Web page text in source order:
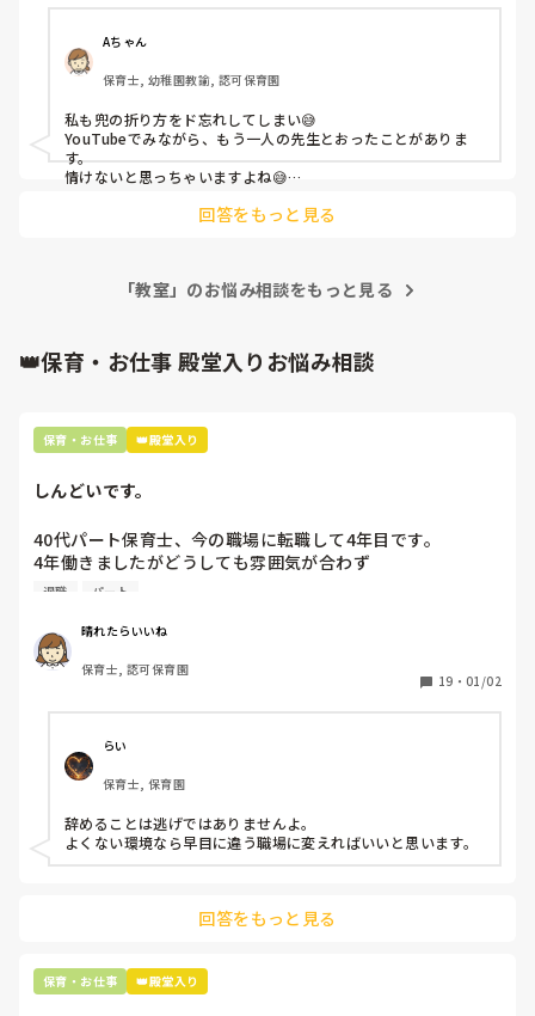
これから折り紙とか当たり前に作れるものを
本を見なくても作れるようにしたいと思います😰
Aちゃん
保育士, 幼稚園教諭, 認可保育園
私も兜の折り方をド忘れしてしまい😅
YouTubeでみながら、もう一人の先生とおったことがありま
す。
情けないと思っちゃいますよね😅
回答をもっと見る
「教室」のお悩み相談をもっと見る
👑保育・お仕事 殿堂入りお悩み相談
保育・お仕事 👑殿堂入り
しんどいです。
40代パート保育士、今の職場に転職して4年目です。
4年働きましたがどうしても雰囲気が合わず
退職しようと思っています。
周りの職員は、勤続10年以上から何十年という先生がほとん
どです。
保護者子どもの愚痴悪口が多く、
今で言う不適切保育も
仕方ないよね
もう何も言わずに
子どもの言いなりになればいいんだね
などいう意見で…
上の先生に相談することは難しそうです。
最後の職場にしようと思っていましたが
辞めることは逃げ、と、過去辞めた人も何年も言われ続けて
います
退職 パート
晴れたらいいね
保育士, 認可保育園
19 ・ 01/02
らい
保育士, 保育園
辞めることは逃げではありませんよ。
よくない環境なら早目に違う職場に変えればいいと思います。
回答をもっと見る
保育・お仕事 👑殿堂入り